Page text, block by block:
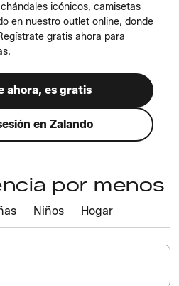
icónicos, camisetas
en nuestro outlet online, donde
gratis ahora para
ahora, es gratis
en Zalando
por menos
Niños Hogar